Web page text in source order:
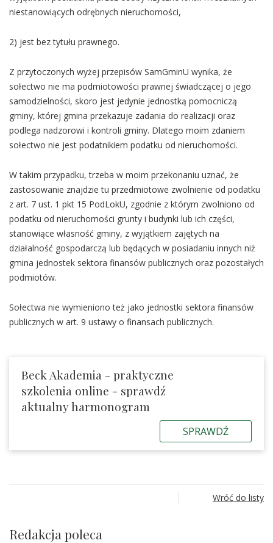
niestanowiących odrębnych nieruchomości,
2) jest bez tytułu prawnego.
Z przytoczonych wyżej przepisów SamGminU wynika, że
sołectwo nie ma podmiotowości prawnej świadczącej o jego
samodzielności, skoro jest jedynie jednostką pomocniczą
gminy, której gmina przekazuje zadania do realizacji oraz
podlega nadzorowi i kontroli gminy. Dlatego moim zdaniem
sołectwo nie jest podatnikiem podatku od nieruchomości.
W takim przypadku, trzeba w moim przekonaniu uznać, że
zastosowanie znajdzie tu przedmiotowe zwolnienie od podatku
z art. 7 ust. 1 pkt 15 PodLokU, zgodnie z którym zwolniono od
podatku od nieruchomości grunty i budynki lub ich części,
stanowiące własność gminy, z wyjątkiem zajętych na
działalność gospodarczą lub będących w posiadaniu innych niż
gmina jednostek sektora finansów publicznych oraz pozostałych
podmiotów.
Sołectwa nie wymieniono też jako jednostki sektora finansów
publicznych w art. 9 ustawy o finansach publicznych.
Beck Akademia - praktyczne
szkolenia online - sprawdź
aktualny harmonogram
SPRAWDŹ
Wróć do listy
Redakcja poleca